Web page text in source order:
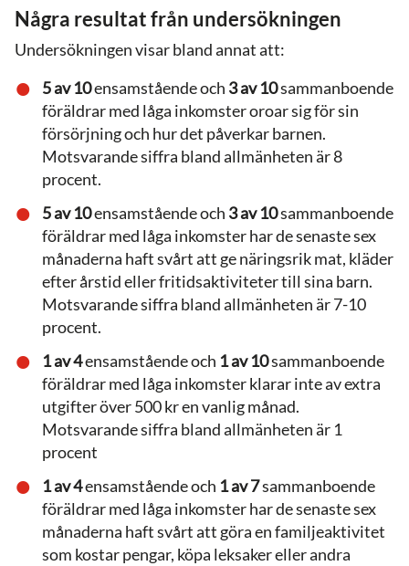
Några resultat från undersökningen
Undersökningen visar bland annat att:
5 av 10ensamstående och 3 av 10sammanboende
föräldrar med låga inkomster oroar sig för sin
försörjning och hur det påverkar barnen.
Motsvarande siffra bland allmänheten är 8
procent.
5 av 10ensamstående och 3 av 10sammanboende
föräldrar med låga inkomster har de senaste sex
månaderna haft svårt att ge näringsrik mat, kläder
efter årstid eller fritidsaktiviteter till sina barn.
Motsvarande siffra bland allmänheten är 7-10
procent.
1 av 4ensamstående och 1 av 10sammanboende
föräldrar med låga inkomster klarar inte av extra
utgifter över 500 kr en vanlig månad.
Motsvarande siffra bland allmänheten är 1
procent
1 av 4ensamstående och 1 av 7sammanboende
föräldrar med låga inkomster har de senaste sex
månaderna haft svårt att göra en familjeaktivitet
som kostar pengar, köpa leksaker eller andra